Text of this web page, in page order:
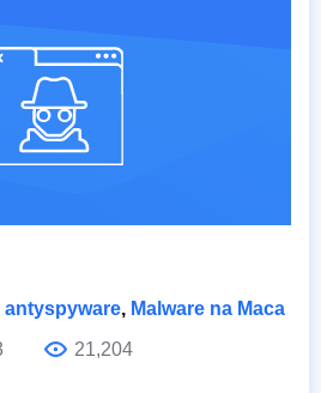
antyspyware, Malware na Maca
21,204